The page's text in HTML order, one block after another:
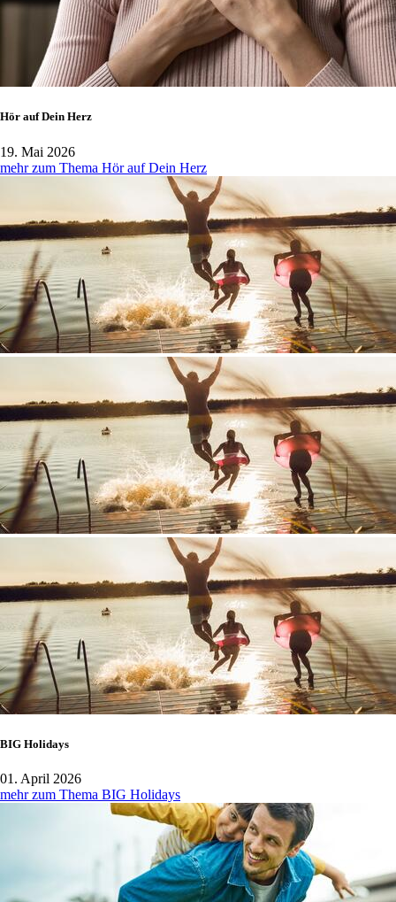
Hör auf Dein Herz
19. Mai 2026
mehr zum Thema Hör auf Dein Herz
BIG Holidays
01. April 2026
mehr zum Thema BIG Holidays